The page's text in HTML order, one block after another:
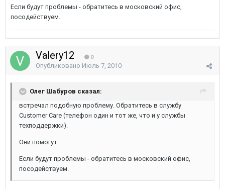
Если будут проблемы - обратитесь в московский офис,
посодействуем.
Valery12 0
Опубликовано Июль 7, 2010
Олег Шабуров сказал:
встречал подобную проблему. Обратитесь в службу
Customer Care (телефон один и тот же, что и у службы
техподдержки).
Они помогут.
Если будут проблемы - обратитесь в московский офис,
посодействуем.